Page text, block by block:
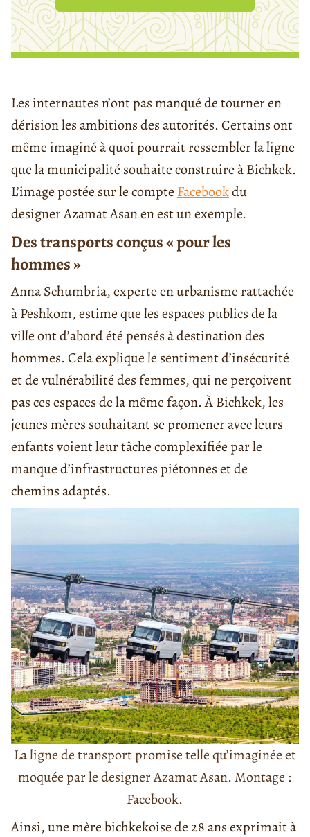
Les internautes n’ont pas manqué de tourner en
dérision les ambitions des autorités. Certains ont
même imaginé à quoi pourrait ressembler la ligne
que la municipalité souhaite construire à Bichkek.
L’image postée sur le compte Facebookdu
designer Azamat Asan en est un exemple.
Des transports conçus « pour les
hommes »
Anna Schumbria, experte en urbanisme rattachée
à Peshkom, estime que les espaces publics de la
ville ont d’abord été pensés à destination des
hommes. Cela explique le sentiment d’insécurité
et de vulnérabilité des femmes, qui ne perçoivent
pas ces espaces de la même façon. À Bichkek, les
jeunes mères souhaitant se promener avec leurs
enfants voient leur tâche complexifiée par le
manque d’infrastructures piétonnes et de
chemins adaptés.
La ligne de transport promise telle qu’imaginée et
moquée par le designer Azamat Asan. Montage :
Facebook.
Ainsi, une mère bichkekoise de 28 ans exprimait à